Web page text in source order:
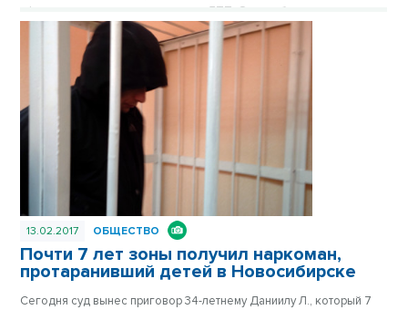
«Фольксвагена» скрылся с места ДТП. Он мог быть пьян, считает
второй участник аварии. Новосибирцы обсуждают в соцсетях,
защищен ли уехавший водитель статусом дипломатической
неприкосновенности?
13.02.2017 ОБЩЕСТВО
Почти 7 лет зоны получил наркоман,
протаранивший детей в Новосибирске
Сегодня суд вынес приговор 34-летнему Даниилу Л., который 7